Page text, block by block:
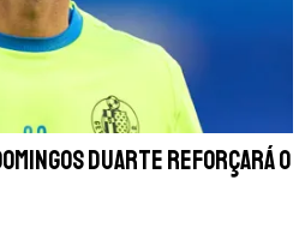
Duarte reforçará o